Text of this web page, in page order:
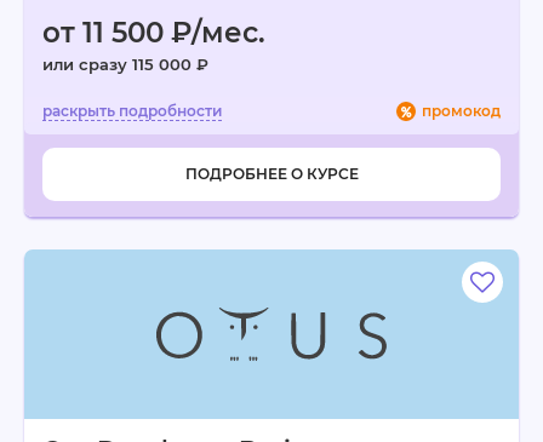
от 11 500 ₽/мес.
или сразу 115 000 ₽
промокод
ПОДРОБНЕЕ О КУРСЕ